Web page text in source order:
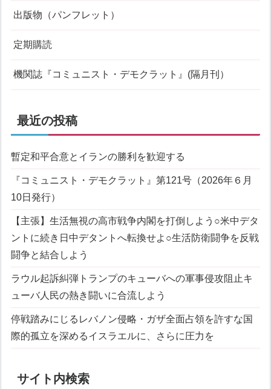
出版物（パンフレット）
定期購読
機関誌『コミュニスト・デモクラット』(隔月刊）
最近の投稿
暫定和平合意とイランの勝利を歓迎する
『コミュニスト・デモクラット』第121号（2026年６月
10日発行）
【主張】生活無視の高市戦争内閣を打倒しよう ○米中デタ
ントに続き日中デタントへ転換せよ ○生活防衛闘争を反戦
闘争と結合しよう
ラウル起訴糾弾 トランプのキューバへの軍事侵攻阻止キ
ューバ人民の熱き闘いに合流しよう
停戦踏みにじるレバノン侵略・ガザ全面占領を許すな国
際的孤立を深めるイスラエルに、さらに圧力を
サイト内検索